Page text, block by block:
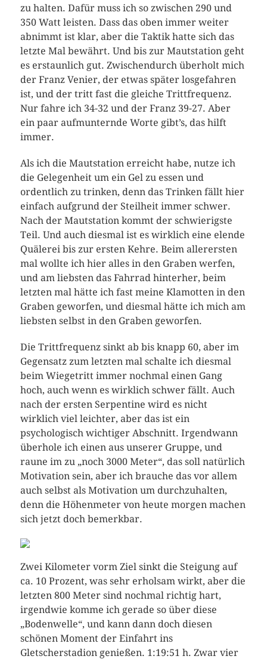
zu halten. Dafür muss ich so zwischen 290 und
350 Watt leisten. Dass das oben immer weiter
abnimmt ist klar, aber die Taktik hatte sich das
letzte Mal bewährt. Und bis zur Mautstation geht
es erstaunlich gut. Zwischendurch überholt mich
der Franz Venier, der etwas später losgefahren
ist, und der tritt fast die gleiche Trittfrequenz.
Nur fahre ich 34-32 und der Franz 39-27. Aber
ein paar aufmunternde Worte gibt’s, das hilft
immer.
Als ich die Mautstation erreicht habe, nutze ich
die Gelegenheit um ein Gel zu essen und
ordentlich zu trinken, denn das Trinken fällt hier
einfach aufgrund der Steilheit immer schwer.
Nach der Mautstation kommt der schwierigste
Teil. Und auch diesmal ist es wirklich eine elende
Quälerei bis zur ersten Kehre. Beim allerersten
mal wollte ich hier alles in den Graben werfen,
und am liebsten das Fahrrad hinterher, beim
letzten mal hätte ich fast meine Klamotten in den
Graben geworfen, und diesmal hätte ich mich am
liebsten selbst in den Graben geworfen.
Die Trittfrequenz sinkt ab bis knapp 60, aber im
Gegensatz zum letzten mal schalte ich diesmal
beim Wiegetritt immer nochmal einen Gang
hoch, auch wenn es wirklich schwer fällt. Auch
nach der ersten Serpentine wird es nicht
wirklich viel leichter, aber das ist ein
psychologisch wichtiger Abschnitt. Irgendwann
überhole ich einen aus unserer Gruppe, und
raune im zu „noch 3000 Meter“, das soll natürlich
Motivation sein, aber ich brauche das vor allem
auch selbst als Motivation um durchzuhalten,
denn die Höhenmeter von heute morgen machen
sich jetzt doch bemerkbar.
Zwei Kilometer vorm Ziel sinkt die Steigung auf
ca. 10 Prozent, was sehr erholsam wirkt, aber die
letzten 800 Meter sind nochmal richtig hart,
irgendwie komme ich gerade so über diese
„Bodenwelle“, und kann dann doch diesen
schönen Moment der Einfahrt ins
Gletscherstadion genießen. 1:19:51 h. Zwar vier